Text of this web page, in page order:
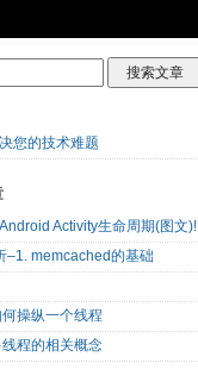
您的技术难题
Activity生命周期(图文)!
–1. memcached的基础
操纵一个线程
程的相关概念